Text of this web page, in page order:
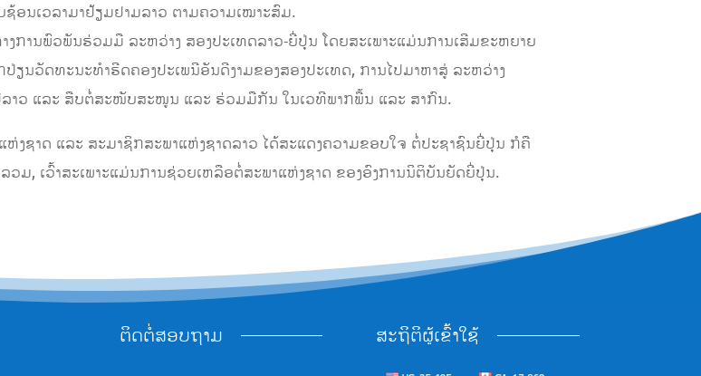
ອນເວລາມາຢ້ຽມຢາມລາວ ຕາມຄວາມເໝາະສົມ.
ການ​ພົວ​ພັນ​ຮ່ວມ​ມື ​ລະ​ຫວ່າງ ​ສ​ອງ​ປະ​ເທດ​ລາວ-ຍີ່​ປຸ່ນ ໂດຍ​ສະ​ເພາະ​ແມ່ນການເສີມຂະຫຍາຍ​
ນວັດທະນະທໍາຮີດຄອງປະເພນີອັນດີງາມຂອງສອງປະເທດ, ການໄປມາຫາສູ່ ລະຫວ່າງ
ວ ແລະ ສືບຕໍ່ສະໜັບສະໜູນ ແລະ ຮ່ວມມືກັນ ໃນເວທີພາກພື້ນ ແລະ ສາກົນ.
ຊາດ ແລະ ສະມາຊິກສະພາແຫ່ງຊາດລາວ ​ໄດ້​ສະແດງຄວາມຂອບໃຈ ຕໍ່ປະຊາຊົນຍີ່ປຸ່ນ ກໍ​ຄື​
, ເວົ້າສະເພາະແມ່ນການຊ່ວຍເຫລືອຕໍ່ສະພາແຫ່ງຊາດ ຂອງອົງການນິຕິບັນຍັດຍີ່ປຸ່ນ.
ຕິດຕໍ່ສອບຖາມ ສະຖິຕິຜູ້ເຂົ້າໃຊ້